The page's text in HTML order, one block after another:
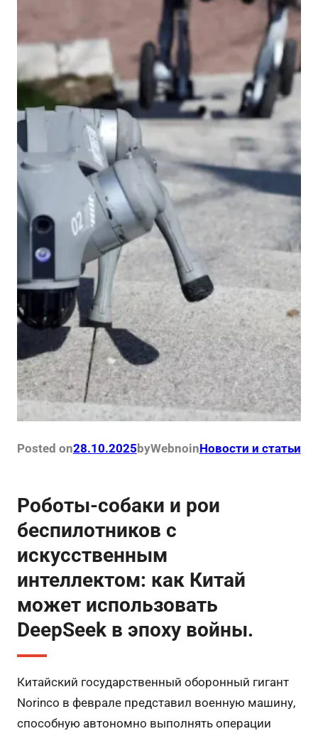
Posted on28.10.2025 byWebnoinНовости и статьи
Роботы-собаки и рои
беспилотников с
искусственным
интеллектом: как Китай
может использовать
DeepSeek в эпоху войны.
Китайский государственный оборонный гигант
Norinco в феврале представил военную машину,
способную автономно выполнять операции